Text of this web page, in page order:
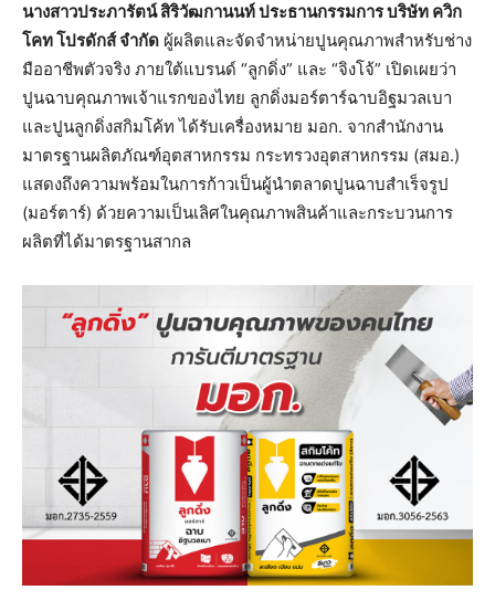
นางสาวประภารัตน์ สิริวัฒกานนท์ ประธานกรรมการ บริษัท ควิก
โคท โปรดักส์ จำกัด ผู้ผลิตและจัดจำหน่ายปูนคุณภาพสำหรับช่าง
มืออาชีพตัวจริง ภายใต้แบรนด์ “ลูกดิ่ง” และ “จิงโจ้” เปิดเผยว่า
ปูนฉาบคุณภาพเจ้าแรกของไทย ลูกดิ่งมอร์ตาร์ฉาบอิฐมวลเบา
และปูนลูกดิ่งสกิมโค้ท ได้รับเครื่องหมาย มอก. จากสำนักงาน
มาตรฐานผลิตภัณฑ์อุตสาหกรรม กระทรวงอุตสาหกรรม (สมอ.)
แสดงถึงความพร้อมในการก้าวเป็นผู้นำตลาดปูนฉาบสำเร็จรูป
(มอร์ตาร์) ด้วยความเป็นเลิศในคุณภาพสินค้าและกระบวนการ
ผลิตที่ได้มาตรฐานสากล